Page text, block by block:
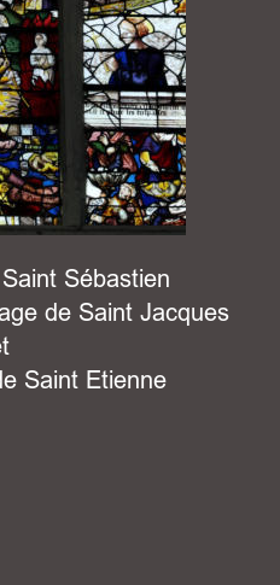
Sébastien
de Saint Jacques
Saint Etienne